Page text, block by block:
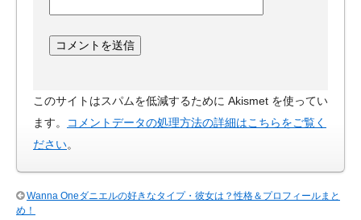
このサイトはスパムを低減するために Akismet を使ってい
ます。
コメントデータの処理方法の詳細はこちらをご覧く
ださい。
Wanna Oneダニエルの好きなタイプ・彼女は？性格＆プロフィールまと
め！